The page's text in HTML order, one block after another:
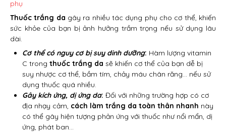
Thuốc trắng da gây ra nhiều tác dụng phụ cho cơ thể, khiến
sức khỏe của bạn bị ảnh hưởng trầm trọng nếu sử dụng lâu
dài.
Cơ thể có nguy cơ bị suy dinh dưỡng: Hàm lượng vitamin
C trong thuốc trắng da sẽ khiến cơ thể của bạn dễ bị
suy nhược cơ thể, bầm tím, chảy máu chân răng… nếu sử
dụng thuốc quá nhiều.
Gây kích ứng, dị ứng da: Đối với những trường hợp có cơ
địa nhạy cảm, cách làm trắng da toàn thân nhanh này
có thể gây hiện tượng phản ứng với thuốc như nổi mẩn, dị
ứng, phát ban…